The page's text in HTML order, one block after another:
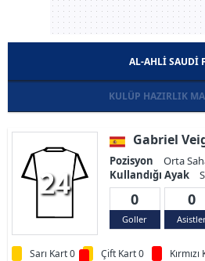
AL-AHLI SAUDI
KULÜP HAZIRLIK
24
Gabriel
Pozisyon
Orta
Kullandığı Ayak
0
Goller
0
Sarı Kart 0 Çift Kart 0